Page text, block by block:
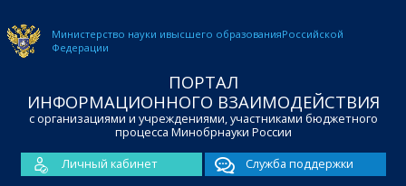
Министерство науки ивысшего образованияРоссийской
Федерации
ПОРТАЛ
ИНФОРМАЦИОННОГО ВЗАИМОДЕЙСТВИЯ
с организациями и учреждениями, участниками бюджетного
процесса Минобрнауки России
Личный кабинет
Служба поддержки